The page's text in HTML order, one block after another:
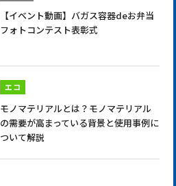
【イベント動画】バガス容器deお弁当
フォトコンテスト表彰式
エコ
モノマテリアルとは？モノマテリアル
の需要が高まっている背景と使用事例に
ついて解説